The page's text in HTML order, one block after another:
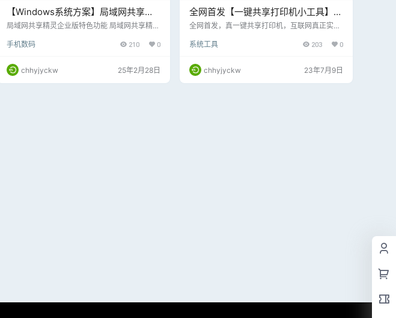
【Windows系统方案】局域网共享精
灵企业版 V1.0，解决局域网共享设置
局域网共享精灵企业版特色功能 局域网共享精灵
文件共享和打印机共享, 帮助您快捷高效的在局
管理应用、照片、音乐、铃声、视频以及其他多
媒体文件共享。 1、高效的共享文件助力于局域
网环境下文件共享 2、智能化的共享功能支持管
手机数码 210 0
chhyjyckw 25年2月28日
全网首发【一键共享打印机小工具】
（真一键）片尾附一键共享打印机小工
全网首发，真一键共享打印机，互联网真正实现
现）; 测试过程中，发现由于系统更新，客户端
复功能工具
系统工具 203 0
chhyjyckw 23年7月9日